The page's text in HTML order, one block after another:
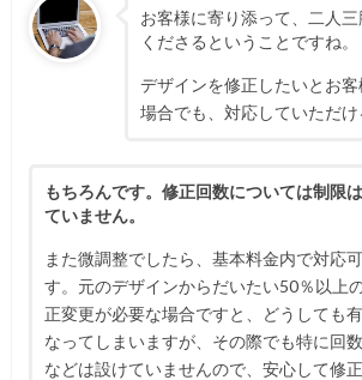
お客様に寄り添って、二人
くださるということですね。
デザインを修正したいとお
場合でも、対応していただ
もちろんです。修正回数については制限
ていません。
また微調整でしたら、基本料金内で対応
す。元のデザインからだいたい50％以上
正変更が必要な場合ですと、どうしても
なってしまいますが、その際でも特に回
などは設けていませんので、安心して修